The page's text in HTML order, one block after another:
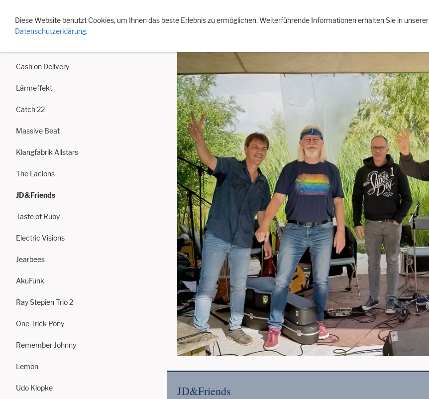
Cash on Delivery
Lärmeffekt
Catch 22
Massive Beat
Klangfabrik Allstars
The Lacions
JD&Friends
Taste of Ruby
Electric Visions
Jearbees
AkuFunk
Ray Stepien Trio 2
One Trick Pony
Remember Johnny
Lemon
Udo Klopke JD&Friends
Diese Website benutzt Cookies, um Ihnen das beste Erlebnis zu ermöglichen. Weiterführende Informationen erhalten Sie in unserer
Datenschutzerklärung.